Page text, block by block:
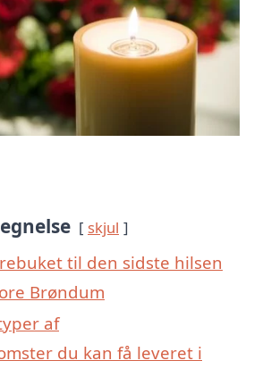
skjul
til den sidste hilsen
Brøndum
af
du kan få leveret i